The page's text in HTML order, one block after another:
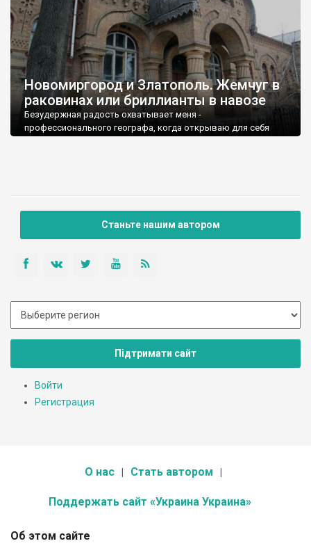
Новомиргород и Златополь. Жемчуг в
раковинах или бриллианты в навозе
Безудержная радость охватывает меня -
профессионального географа, когда открываю для себя
Станьте нашим автором
Підтримати сайт
Войти
Регистрация
О нас Стать автором
Поддержать сайт «Украина Украина»
Об этом сайте